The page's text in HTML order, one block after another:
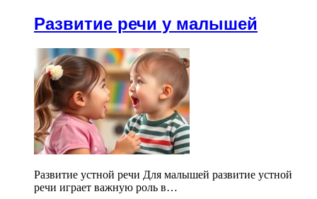
Развитие речи у малышей
Развитие устной речи Для малышей развитие устной
речи играет важную роль в…